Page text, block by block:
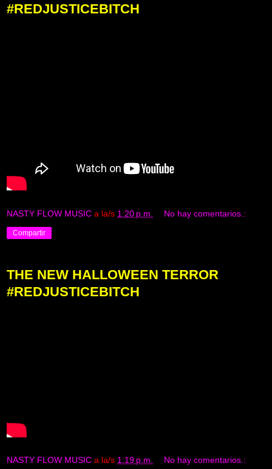
#REDJUSTICEBITCH
NASTY FLOW MUSIC a la/s 1:20 p.m. No hay comentarios.:
Compartir
THE NEW HALLOWEEN TERROR
#REDJUSTICEBITCH
NASTY FLOW MUSIC a la/s 1:19 p.m. No hay comentarios.: